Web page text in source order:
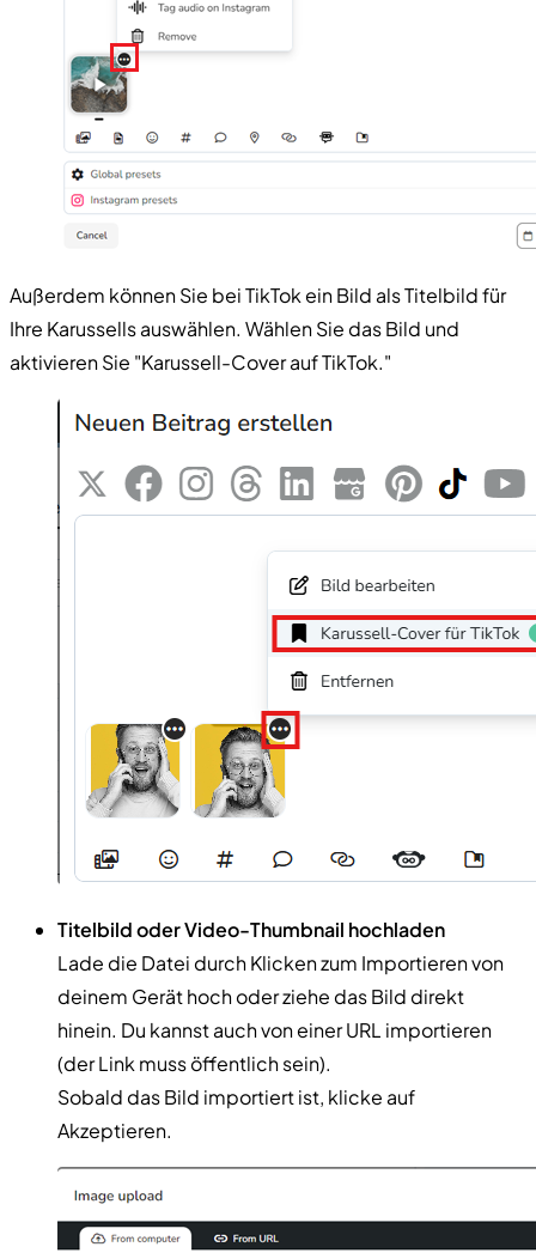
Außerdem können Sie bei TikTok ein Bild als Titelbild für
Ihre Karussells auswählen. Wählen Sie das Bild und
aktivieren Sie "Karussell-Cover auf TikTok."
Titelbild oder Video-Thumbnail hochladen
Lade die Datei durch Klicken zum Importieren von
deinem Gerät hoch oder ziehe das Bild direkt
hinein. Du kannst auch von einer URL importieren
(der Link muss öffentlich sein).
Sobald das Bild importiert ist, klicke auf
Akzeptieren.